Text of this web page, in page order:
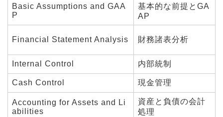
Basic Assumptions and GAA
P
基本的な前提とGA
AP
Financial Statement Analysis 財務諸表分析
Internal Control 内部統制
Cash Control 現金管理
Accounting for Assets and Li
abilities
資産と負債の会計
処理